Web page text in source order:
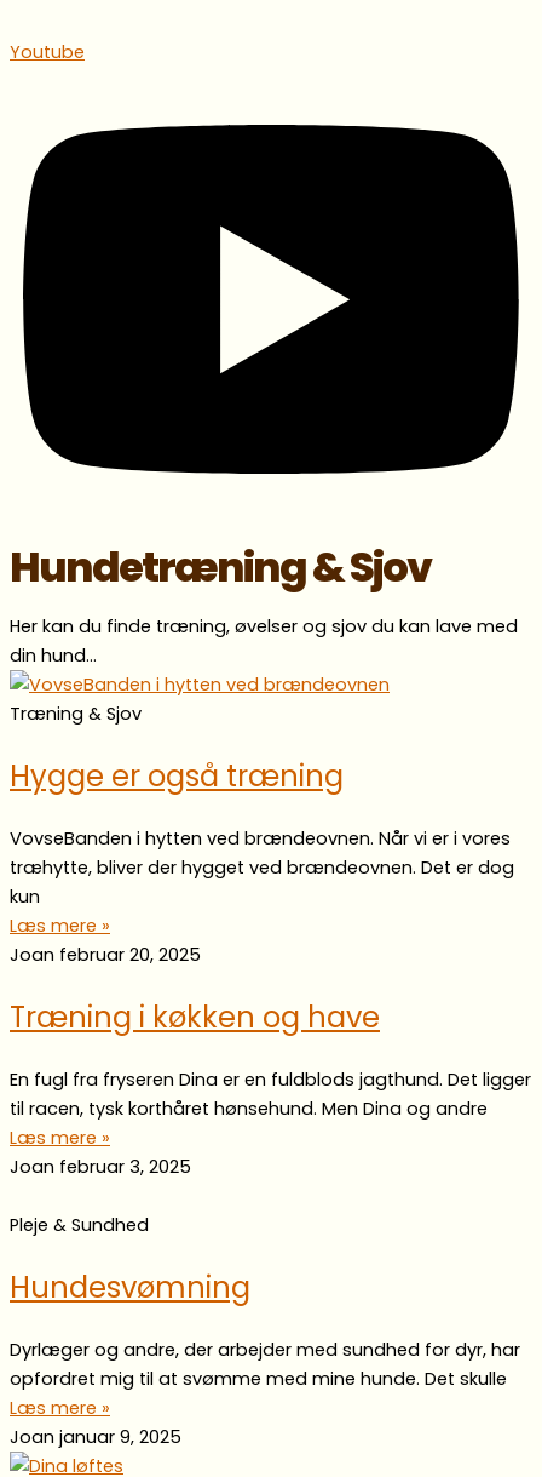
Youtube
Hundetræning & Sjov
Her kan du finde træning, øvelser og sjov du kan lave med
din hund…
Træning & Sjov
Hygge er også træning
VovseBanden i hytten ved brændeovnen. Når vi er i vores
træhytte, bliver der hygget ved brændeovnen. Det er dog
kun
Læs mere »
Joan februar 20, 2025
Træning i køkken og have
En fugl fra fryseren Dina er en fuldblods jagthund. Det ligger
til racen, tysk korthåret hønsehund. Men Dina og andre
Læs mere »
Joan februar 3, 2025
Pleje & Sundhed
Hundesvømning
Dyrlæger og andre, der arbejder med sundhed for dyr, har
opfordret mig til at svømme med mine hunde. Det skulle
Læs mere »
Joan januar 9, 2025